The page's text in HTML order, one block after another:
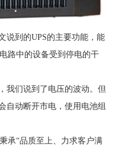
说到的UPS的主要功能，能
路中的设备受到停电的干
我们说到了电压的波动。但
自动断开市电，使用电池组
承“品质至上、力求客户满